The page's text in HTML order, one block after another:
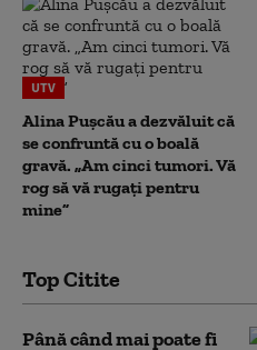
UTV
Alina Pușcău a dezvăluit că
se confruntă cu o boală
gravă. „Am cinci tumori. Vă
rog să vă rugați pentru
mine”
Top Citite
Până când mai poate fi